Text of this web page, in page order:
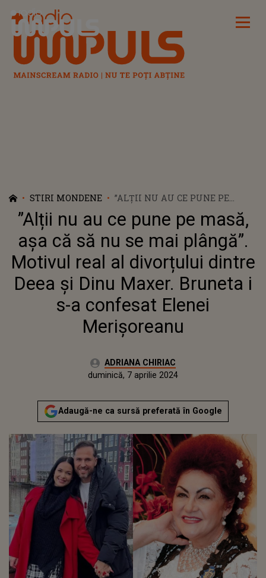
Radio Impuls
STIRI MONDENE
”ALȚII NU AU CE PUNE PE
MASĂ, AȘA CĂ SĂ NU SE MAI
PLÂNGĂ”. MOTIVUL REAL AL
DIVORȚULUI DINTRE DEEA ȘI
DINU MAXER. BRUNETA I S-A
CONFESAT ELENEI
MERIȘOREANU
”Alții nu au ce pune pe masă,
așa că să nu se mai plângă”.
Motivul real al divorțului dintre
Deea și Dinu Maxer. Bruneta i
s-a confesat Elenei
Merișoreanu
Autor:ADRIANA CHIRIAC
Actualizat:
duminică, 7 aprilie 2024
Adaugă-ne ca sursă preferată în Google